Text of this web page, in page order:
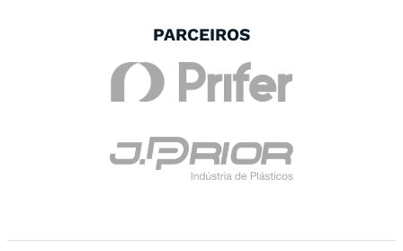
PARCEIROS